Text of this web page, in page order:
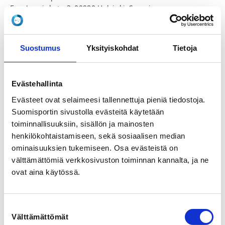
Suostumus Yksityiskohdat Tietoja
Evästehallinta
Evästeet ovat selaimeesi tallennettuja pieniä tiedostoja.
Suomisportin sivustolla evästeitä käytetään
toiminnallisuuksiin, sisällön ja mainosten
henkilökohtaistamiseen, sekä sosiaalisen median
ominaisuuksien tukemiseen. Osa evästeistä on
välttämättömiä verkkosivuston toiminnan kannalta, ja ne
ovat aina käytössä.
valinta
Välttämättömät
Furuborginkatu 3, 00980 Helsinki, Suomi
View map
LOCALITY
SPORTS
Taekwondo
REGISTRATION PERIOD
Fr 13.10.2023 at 21:00 - Mo 30.10.2023 at 09:00
ADDITIONAL INFORMATION
Tatu Iivanainen
0400 519 531